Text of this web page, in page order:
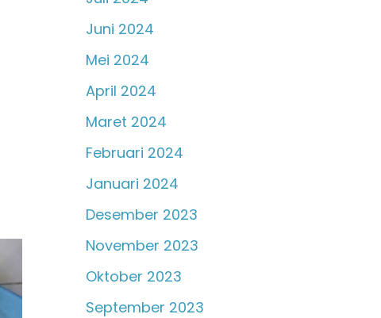
Juni 2024
Mei 2024
April 2024
Maret 2024
Februari 2024
Januari 2024
Desember 2023
November 2023
Oktober 2023
September 2023